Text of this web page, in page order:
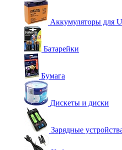
Аккумуляторы для
Батарейки
Бумага
Дискеты и диски
Зарядные